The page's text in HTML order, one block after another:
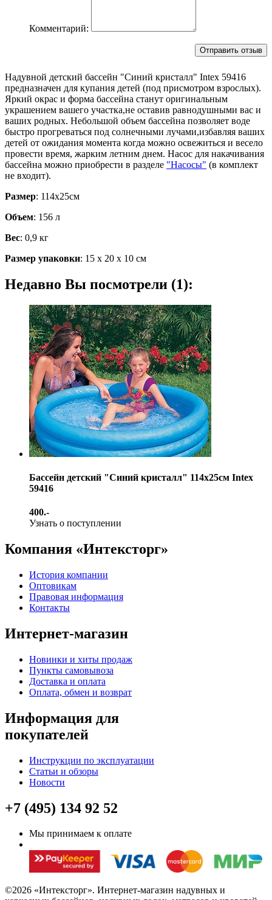
Комментарий:
Надувной детский бассейн "Синий кристалл" Intex 59416
предназначен для купания детей (под присмотром взрослых).
Яркий окрас и форма бассейна станут оригинальным
украшением вашего участка,не оставив равнодушными вас и
ваших родных. Небольшой объем бассейна позволяет воде
быстро прогреваться под солнечными лучами,избавляя ваших
детей от ожидания момента когда можно освежиться и весело
провести время, жарким летним днем. Насос для накачивания
бассейна можно приобрести в разделе "Насосы" (в комплект
не входит).
Размер: 114х25см
Объем: 156 л
Вес: 0,9 кг
Размер упаковки: 15 х 20 х 10 см
Недавно Вы посмотрели (1):
Бассейн детский "Синий кристалл" 114х25см Intex
59416
400.-
Узнать о поступлении
Компания «Интексторг»
История компании
Оптовикам
Правовая информация
Контакты
Интернет-магазин
Новинки и хиты продаж
Пункты самовывоза
Доставка и оплата
Оплата, обмен и возврат
Информация для
покупателей
Инструкции по эксплуатации
Статьи и обзоры
Новости
+7 (495) 134 92 52
Мы принимаем к оплате
©2026 «Интексторг». Интернет-магазин надувных и